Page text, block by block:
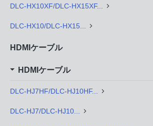
DLC-HX10XF/DLC-HX15XF...
DLC-HX10/DLC-HX15...
HDMIケーブル
HDMIケーブル
DLC-HJ7HF/DLC-HJ10HF...
DLC-HJ7/DLC-HJ10...